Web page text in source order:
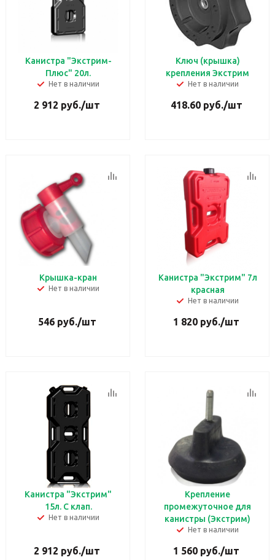
Канистра "Экстрим-
Плюс" 20л.
Нет в наличии
2 912 руб./шт
Ключ (крышка)
крепления Экстрим
Нет в наличии
418.60руб./шт
Крышка-кран
Нет в наличии
546руб./шт
Канистра "Экстрим" 7л
красная
Нет в наличии
1 820 руб./шт
Канистра "Экстрим"
15л. С клап.
Нет в наличии
2 912 руб./шт
Крепление
промежуточное для
канистры (Экстрим)
Нет в наличии
1 560 руб./шт